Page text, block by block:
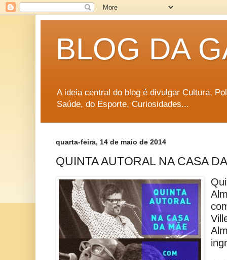
BLOG DA
A ideia central do blog é divulgar Cultura,
Saúde, do Esporte, Curiosidades...
quarta-feira, 14 de maio de 2014
QUINTA AUTORAL NA CASA